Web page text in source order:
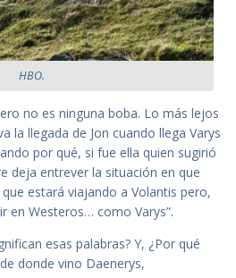
HBO.
no es ninguna boba. Lo más lejos
la llegada de Jon cuando llega Varys
por qué, si fue ella quien sugirió
deja entrever la situación en que
estará viajando a Volantis pero,
en Westeros… como Varys”.
esas palabras? Y, ¿Por qué
donde vino Daenerys,